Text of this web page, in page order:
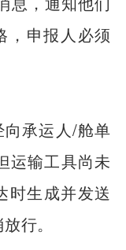
，申报人必须
承运人/舱单
运输工具尚未
时生成并发送
行。